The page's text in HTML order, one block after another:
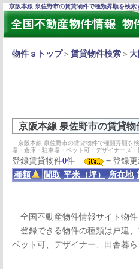
京阪本線 泉佐野市の賃貸物件で種類昇順を検索
物件ｓトップ＞ 賃貸物件検索 ＞
京阪本線 泉佐野市の賃貸物
京阪本線 泉佐野市の賃貸物件で種類昇順を
場・倉庫・駐車場・ペット可・デザイナーズ
登録賃貸物件0件
＝登録
種類
間取 平米（坪） 所在地
全国不動産物件情報サイト物件
登録できる物件の種類は戸建、
ペット可、デザイナー、田舎暮ら